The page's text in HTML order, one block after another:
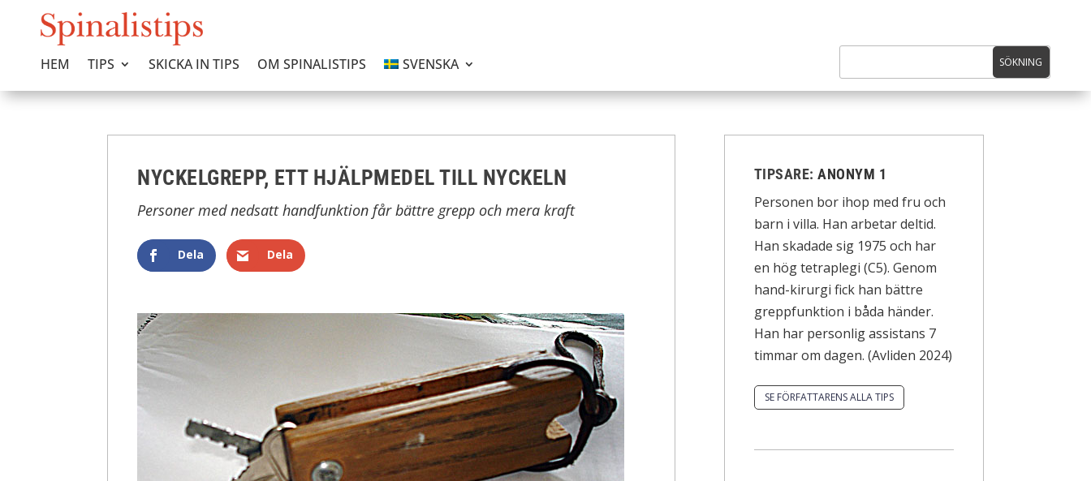
HEM TIPS SKICKA IN TIPS OM SPINALISTIPS SVENSKA
NYCKELGREPP, ETT HJÄLPMEDEL TILL NYCKELN
Personer med nedsatt handfunktion får bättre grepp och mera kraft
Dela Dela
TIPSARE:ANONYM 1
Personen bor ihop med fru och
barn i villa. Han arbetar deltid.
Han skadade sig 1975 och har
en hög tetraplegi (C5). Genom
hand-kirurgi fick han bättre
greppfunktion i båda händer.
Han har personlig assistans 7
timmar om dagen. (Avliden 2024)
SE FÖRFATTARENS ALLA TIPS